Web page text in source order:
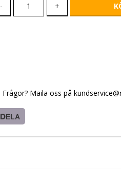
- +
Frågor? Maila oss på
DELA